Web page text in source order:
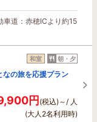
車道：赤穂ICより約15
和室 朝・夕
なの旅を応援プラン
円(税込)～/ 人
(大人2名利用時)